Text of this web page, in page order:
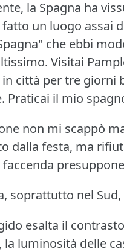
la Spagna ha
un luogo assai
che ebbi
Visitai
città per tre giorni
Praticai il mio
non mi scappò
dalla festa, ma
soprattutto nel
esalta il
la luminosità delle